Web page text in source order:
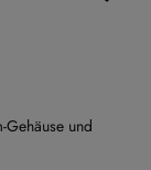
Gehäuse und